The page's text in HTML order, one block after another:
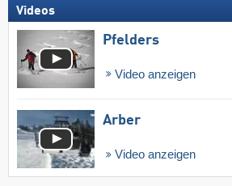
Videos
Pfelders
Video anzeigen
Arber
Video anzeigen